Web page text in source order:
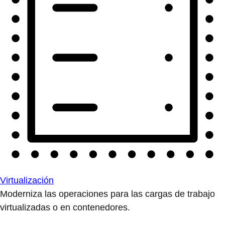
Virtualización
Moderniza las operaciones para las cargas de trabajo
virtualizadas o en contenedores.